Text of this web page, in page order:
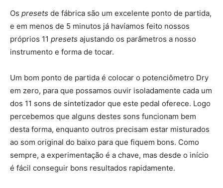
Os presets de fábrica são um excelente ponto de partida,
e em menos de 5 minutos já havíamos feito nossos
próprios 11 presets ajustando os parâmetros a nosso
instrumento e forma de tocar.
Um bom ponto de partida é colocar o potenciômetro Dry
em zero, para que possamos ouvir isoladamente cada um
dos 11 sons de sintetizador que este pedal oferece. Logo
percebemos que alguns destes sons funcionam bem
desta forma, enquanto outros precisam estar misturados
ao som original do baixo para que fiquem bons. Como
sempre, a experimentação é a chave, mas desde o início
é fácil conseguir bons resultados rapidamente.